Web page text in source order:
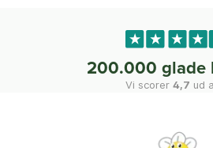
200.000 glade
Vi scorer 4,7 ud